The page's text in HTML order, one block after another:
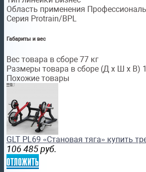
Область применения
Серия Protrain/BPL
Габариты и вес
Вес товара в сборе 77 кг
Размеры товара в сборе (Д x Ш x В)
Похожие товары
GLT PL69 «Становая тяга» купить
106 485 руб.
отложить